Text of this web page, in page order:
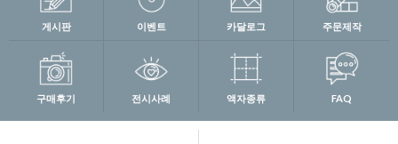
게시판 이벤트 카달로그 주문제작
구매후기 전시사례 액자종류 FAQ